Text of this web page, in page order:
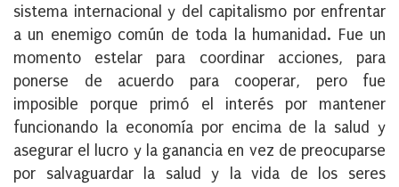
sistema internacional y del capitalismo por enfrentar
a un enemigo común de toda la humanidad. Fue un
momento estelar para coordinar acciones, para
ponerse de acuerdo para cooperar, pero fue
imposible porque primó el interés por mantener
funcionando la economía por encima de la salud y
asegurar el lucro y la ganancia en vez de preocuparse
por salvaguardar la salud y la vida de los seres